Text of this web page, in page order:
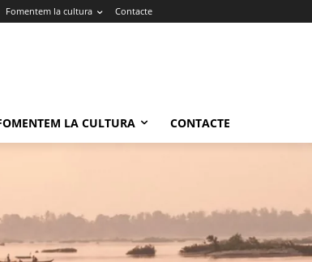
Fomentem la cultura Contacte
LA CULTURA CONTACTE